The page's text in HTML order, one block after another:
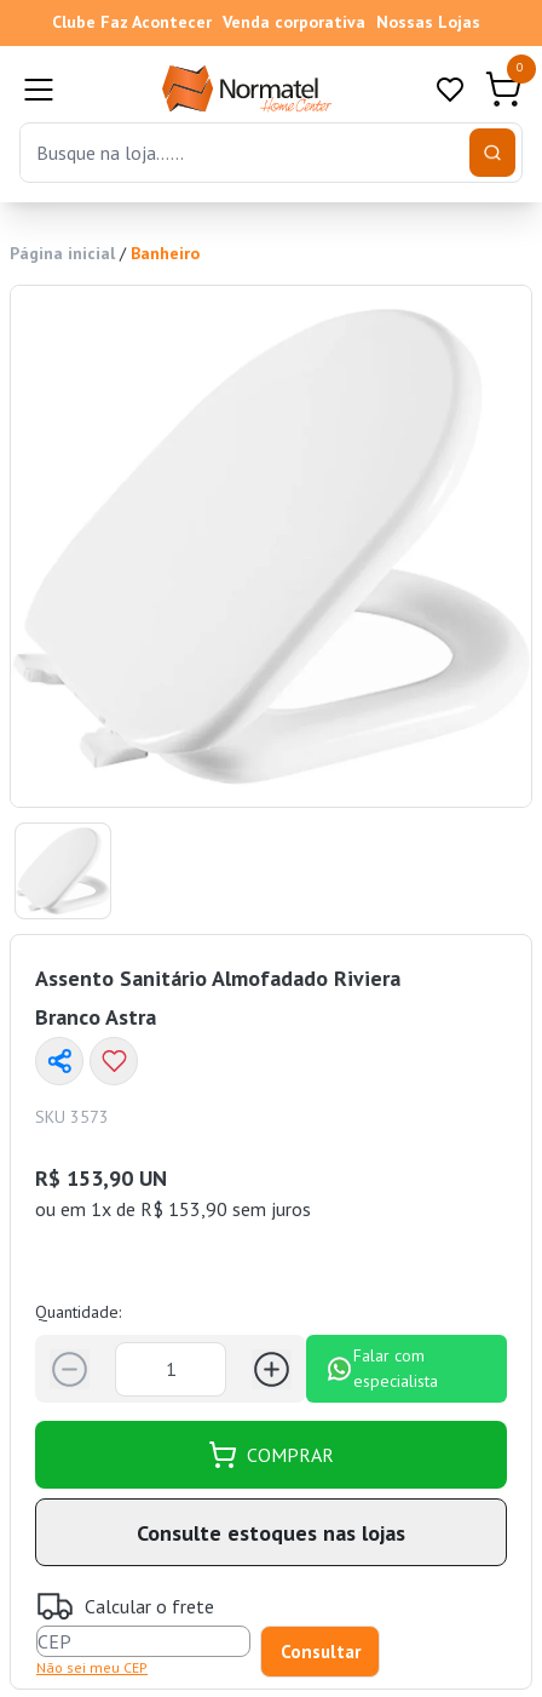
Clube Faz Acontecer Venda corporativa Nossas Lojas
0
Página inicial / Banheiro
Assento Sanitário Almofadado Riviera
Branco Astra
SKU 3573
R$ 153,90 UN
ou em 1x de R$ 153,90 sem juros
Quantidade:
Falar com
especialista
COMPRAR
Consulte estoques nas lojas
Calcular o frete
Não sei meu CEP